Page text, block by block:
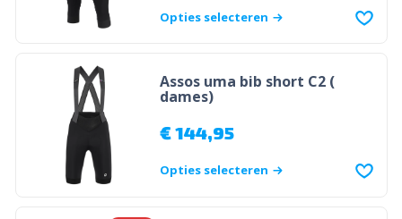
Opties selecteren
Assos uma bib short C2 (
dames)
€144,95
Opties selecteren